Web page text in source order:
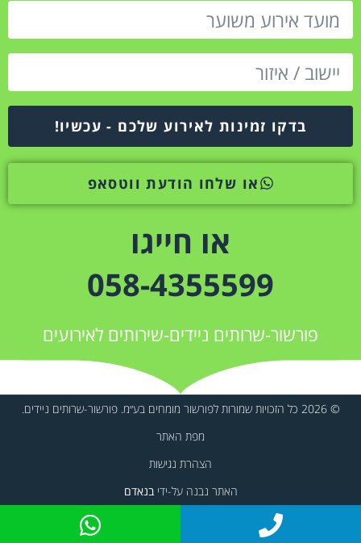
בדקו זמינות לאירוע שלכם - עכשיו!
או שלחו הודעת ווטסאפ
או חייגו
058-4355599
פורשור-שרותים ניידים-שירותים לאירועים
© 2026 כל הזכויות שמורות לפורשור מומחים בע״מ. פורשור-שרותים ניידים.
מפת האתר
הצהרת נגישות
האתר נבנה על-ידיבנאדם